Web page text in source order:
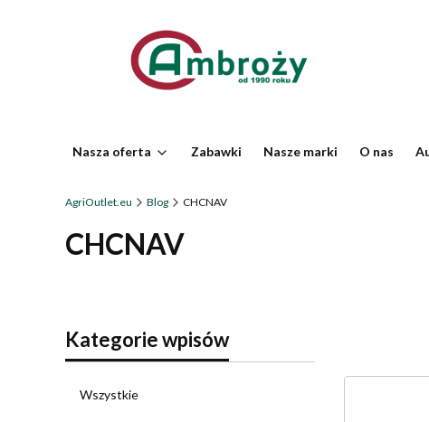
Nasza oferta Zabawki Nasze marki O nas
AgriOutlet.eu Blog CHCNAV
CHCNAV
Kategorie wpisów
Wszystkie